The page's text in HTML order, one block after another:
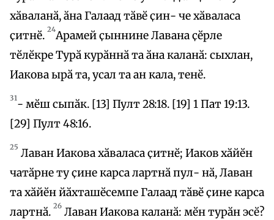
хӑваланӑ, ӑна Галаад тӑвӗ ҫин- че хӑваласа
ҫитнӗ. 24Арамей ҫыннине Лавана ҫӗрле
тӗлӗкре Турӑ курӑннӑ та ӑна каланӑ: сыхлан,
Иакова ырӑ та, усал та ан кала, тенӗ.
31- мӗш сыпӑк. [13] Пулт 28:18. [19] 1 Пат 19:13.
[29] Пулт 48:16.
25 Лаван Иакова хӑваласа ҫитнӗ; Иаков хӑйӗн
чатӑрне ту ҫине карса лартнӑ пул- нӑ, Лаван
та хӑйӗн йӑхташӗсемпе Галаад тӑвӗ ҫине карса
лартнӑ. 26 Лаван Иакова каланӑ: мӗн турӑн эсӗ?